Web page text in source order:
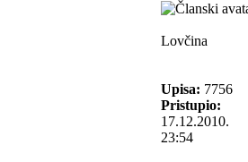
Lovčina
Upisa: 7756
Pristupio:
17.12.2010.
23:54